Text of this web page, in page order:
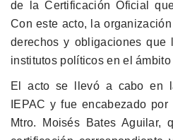
de la Certificación Oficial
Con este acto, la
derechos y obligaciones
institutos políticos en el ámbito
El acto se llevó a cabo en
IEPAC y fue encabezado
Mtro. Moisés Bates Aguilar,